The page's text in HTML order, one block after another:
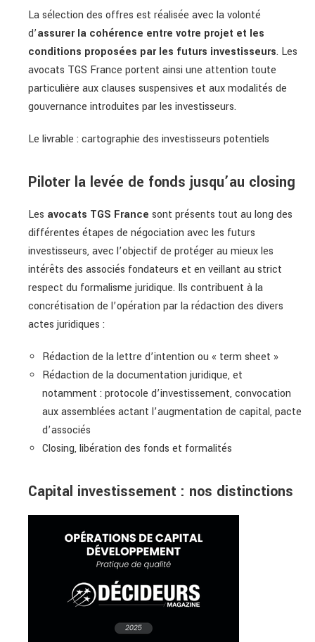
La sélection des offres est réalisée avec la volonté
d’assurer la cohérence entre votre projet et les
conditions proposées par les futurs investisseurs. Les
avocats TGS France portent ainsi une attention toute
particulière aux clauses suspensives et aux modalités de
gouvernance introduites par les investisseurs.
Le livrable : cartographie des investisseurs potentiels
Piloter la levée de fonds jusqu’au closing
Les avocats TGS France sont présents tout au long des
différentes étapes de négociation avec les futurs
investisseurs, avec l’objectif de protéger au mieux les
intérêts des associés fondateurs et en veillant au strict
respect du formalisme juridique. Ils contribuent à la
concrétisation de l’opération par la rédaction des divers
actes juridiques :
Rédaction de la lettre d’intention ou « term sheet »
Rédaction de la documentation juridique, et
notamment : protocole d’investissement, convocation
aux assemblées actant l’augmentation de capital, pacte
d’associés
Closing, libération des fonds et formalités
Capital investissement : nos distinctions